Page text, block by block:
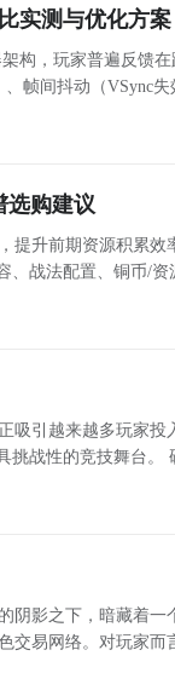
在核心位置，激活
带来的属性加成也
手办的快乐几乎没
里担心空间不够、
真的很难得。小
格，就觉得特别舒
自带保底机制，连
投入太多资源。
SSR 甚至 UR 款
精度渲染，放大看
次感特别强。而
现实里拿在手里把
分。随着收集的稀
的玻璃展柜，都能
，慢慢玩就能攒出
粹乐趣，只是单纯
饰如何搭配
选择出战手办就
。有很多小伙伴在
为分数不够而无法
出、星级，手上
办了。一般来说
实测与优化方案
构，玩家普遍反馈在
帧间抖动（VSync失
选购建议
提升前期资源积累效
、战法配置、铜币/资
吸引越来越多玩家投
挑战性的竞技舞台。
阴影之下，暗藏着一
交易网络。对玩家而